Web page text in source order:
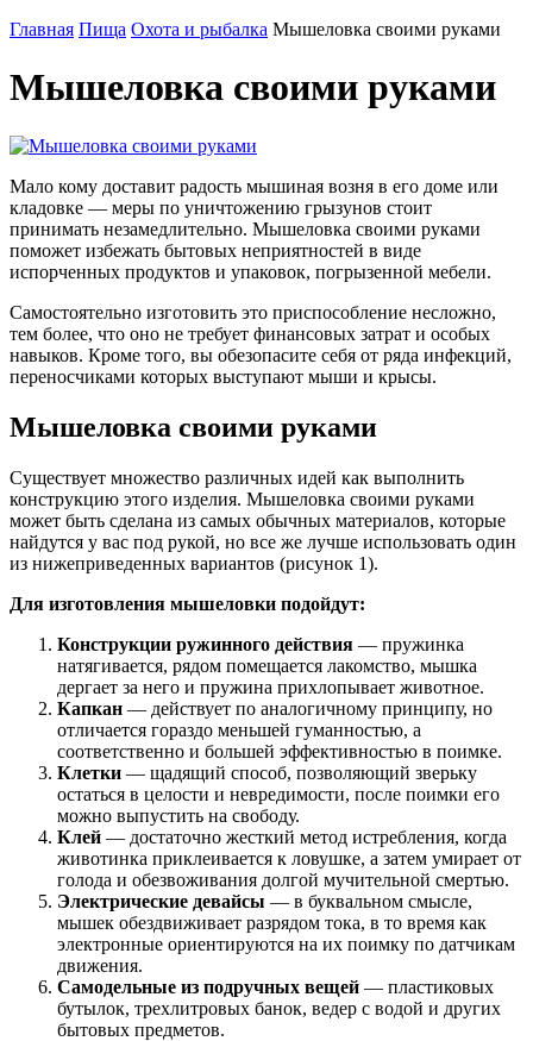
Главная Пища Охота и рыбалка Мышеловка своими руками
Мышеловка своими руками
Мало кому доставит радость мышиная возня в его доме или
кладовке — меры по уничтожению грызунов стоит
принимать незамедлительно. Мышеловка своими руками
поможет избежать бытовых неприятностей в виде
испорченных продуктов и упаковок, погрызенной мебели.
Самостоятельно изготовить это приспособление несложно,
тем более, что оно не требует финансовых затрат и особых
навыков. Кроме того, вы обезопасите себя от ряда инфекций,
переносчиками которых выступают мыши и крысы.
Мышеловка своими руками
Существует множество различных идей как выполнить
конструкцию этого изделия. Мышеловка своими руками
может быть сделана из самых обычных материалов, которые
найдутся у вас под рукой, но все же лучше использовать один
из нижеприведенных вариантов (рисунок 1).
Для изготовления мышеловки подойдут:
Конструкции ружинного действия — пружинка
натягивается, рядом помещается лакомство, мышка
дергает за него и пружина прихлопывает животное.
Капкан — действует по аналогичному принципу, но
отличается гораздо меньшей гуманностью, а
соответственно и большей эффективностью в поимке.
Клетки — щадящий способ, позволяющий зверьку
остаться в целости и невредимости, после поимки его
можно выпустить на свободу.
Клей — достаточно жесткий метод истребления, когда
животинка приклеивается к ловушке, а затем умирает от
голода и обезвоживания долгой мучительной смертью.
Электрические девайсы — в буквальном смысле,
мышек обездвиживает разрядом тока, в то время как
электронные ориентируются на их поимку по датчикам
движения.
Самодельные из подручных вещей — пластиковых
бутылок, трехлитровых банок, ведер с водой и других
бытовых предметов.